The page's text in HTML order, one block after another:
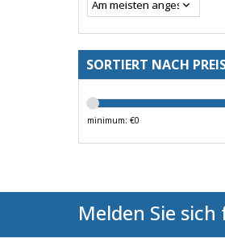
SORTIERT NACH
minimum: €0
Melden Sie